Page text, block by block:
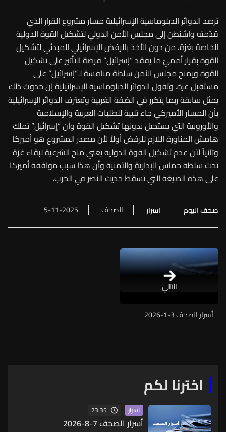
ترصد الدوائر الدبلوماسية الإسرائيلية مسار مشروع القرار الذي
قدّمته واشنطن إلى مجلس الأمن الدولي لتشكيل القوة الدولية
الخاصة بغزة، من دون الأخذ بالرفض الإسرائيلي المبدئي لتشكيل
القوة بقرار أمميّ ما يفقد “إسرائيل” فرصة التأثير على تشكيل
القوة ويمنح مجلس الأمن سلطة منافسة لـ”إسرائيل” على
مستقبل غزة. وتقول الدوائر الدبلوماسية الإسرائيلية إن حدوث ذلك
يمثل سابقة ربما يتكرر في الضفة الغربية وتعترف الدوائر الإسرائيلية
بأن المسار الأميركي جاء تلبية للطلبات العربية والإسلامية
والأوروبية التي يستحيل بدونها تشكيل القوة وأن “إسرائيل” تملك
هامش المناورة اللازم للرفض أولاً لأن مصدر المشروع هو أميركا
وثانياً لأن عدم تشكيل القوة الدولية يعني منح الشرعية لبقاء غزة
تحت سلطة حماس الإدارية والأمنية وأن هذا سبب موافقة أميركا
على هذه الصيغة التي تسقط حديث النصر في الحرب.
صحف اليوم اسرار الصحف 5-11-2025
التالي
أسرار الصحف 3-1-2026
اخترنا لكم
اسرار 23:35
أسرار الصحف 7-8-2026